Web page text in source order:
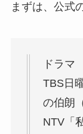
まずは、公式
ドラマ
TBS日
の伯朗
NTV「